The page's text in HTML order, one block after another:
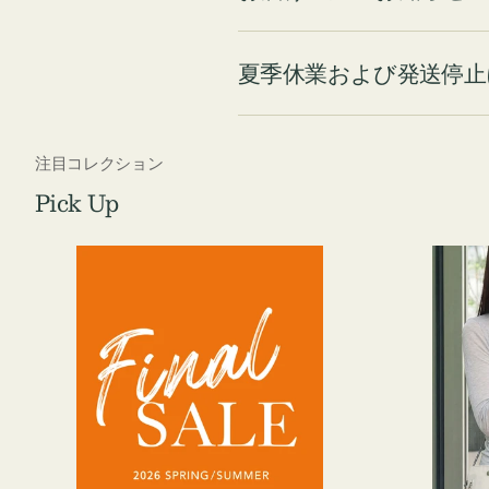
夏季休業および発送停
注目コレクション
Pick Up